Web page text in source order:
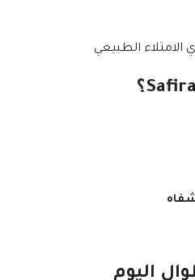
الامتلاء الطبيعي
اليوم